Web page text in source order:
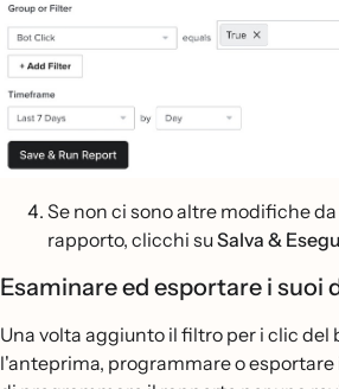
Se non ci sono altre modifiche
rapporto, clicchi suSalva &
Esaminare ed esportare i suoi
Una volta aggiunto il filtro per i clic del
l'anteprima, programmare o esportare